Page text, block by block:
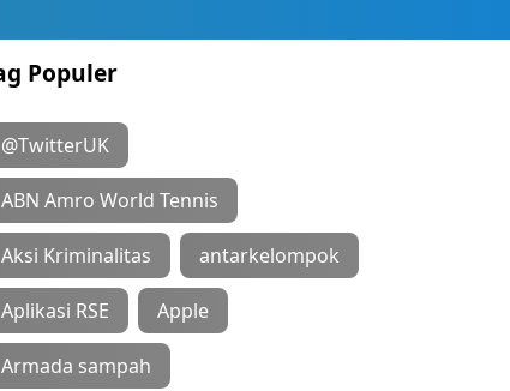
Populer
@TwitterUK
ABN Amro World Tennis
Aksi Kriminalitas antarkelompok
Aplikasi RSE Apple
Armada sampah